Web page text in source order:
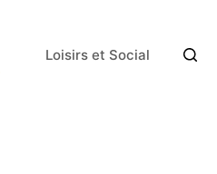
Loisirs et Social